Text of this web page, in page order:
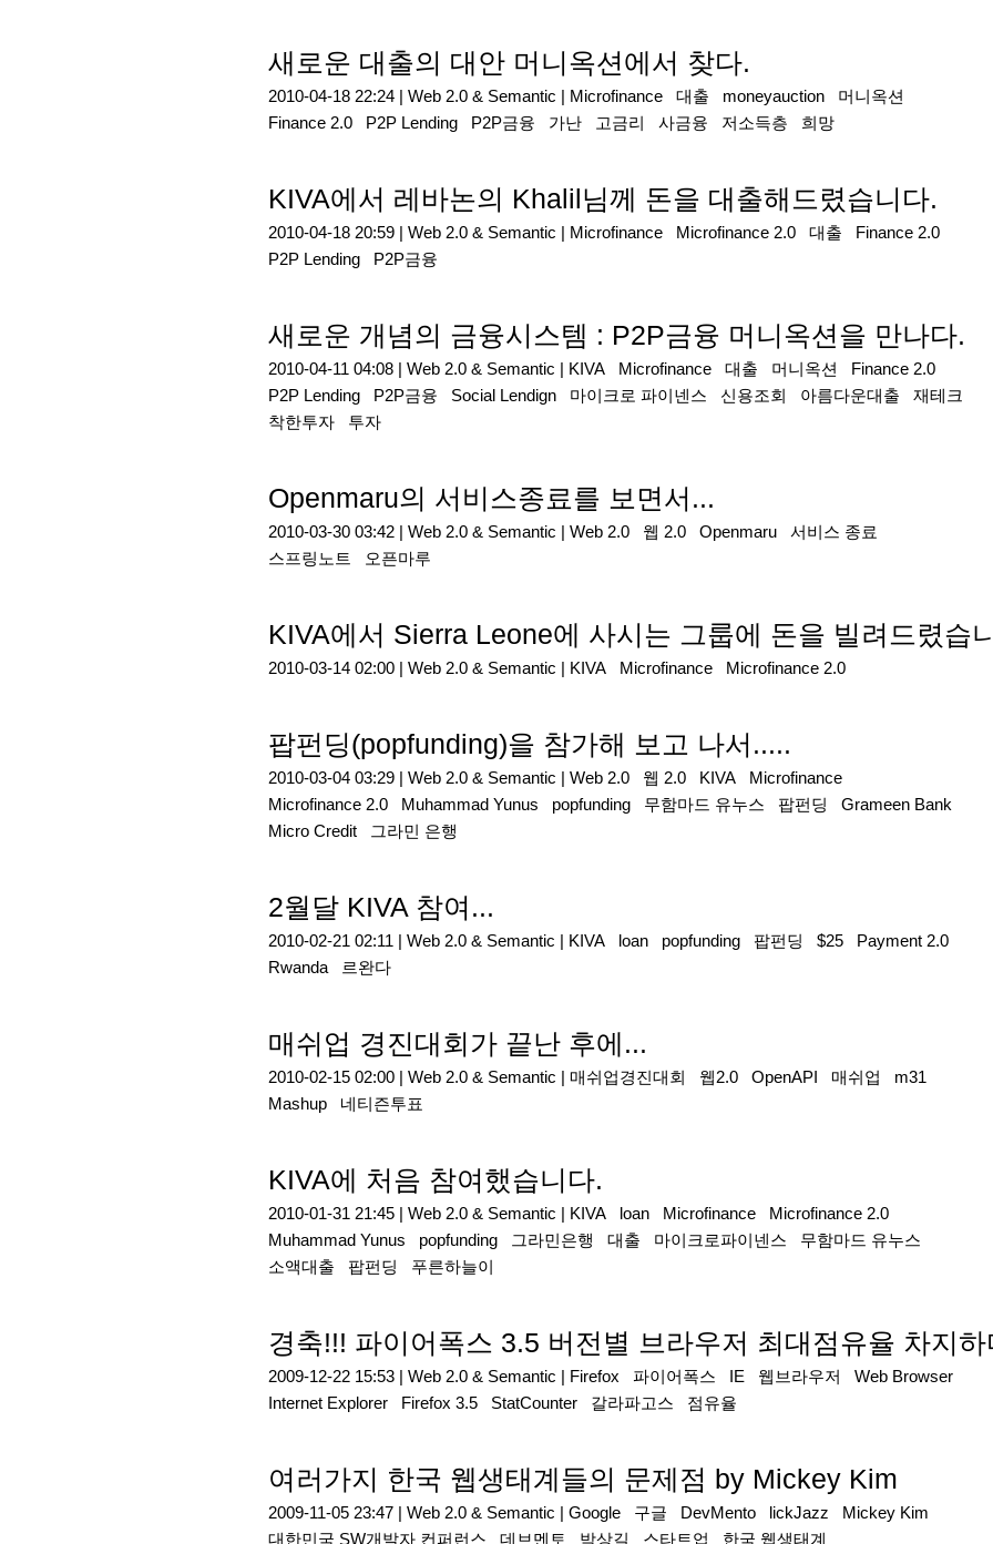
새로운 대출의 대안 머니옥션에서 찾다.
2010-04-18 22:24 | Web 2.0 & Semantic | Microfinance 대출 moneyauction
머니옥션
Finance 2.0
P2P Lending P2P금융 가난 고금리 사금융 저소득층 희망
KIVA에서 레바논의 Khalil님께 돈을 대출해드렸습니다.
2010-04-18 20:59 | Web 2.0 & Semantic | Microfinance Microfinance 2.0 대출
Finance 2.0
P2P Lending
P2P금융
새로운 개념의 금융시스템 : P2P금융 머니옥션을 만나다.
2010-04-11 04:08 | Web 2.0 & Semantic | KIVA Microfinance 대출 머니옥션
Finance 2.0
P2P Lending
P2P금융 Social Lendign 마이크로 파이넨스 신용조회 아름다운대출
재테크
착한투자
투자
Openmaru의 서비스종료를 보면서...
2010-03-30 03:42 | Web 2.0 & Semantic | Web 2.0 웹 2.0 Openmaru
서비스 종료
스프링노트
오픈마루
KIVA에서 Sierra Leone에 사시는 그룹에 돈을 빌려드렸습
2010-03-14 02:00 | Web 2.0 & Semantic | KIVA Microfinance Microfinance 2.0
팝펀딩(popfunding)을 참가해 보고 나서.....
2010-03-04 03:29 | Web 2.0 & Semantic | Web 2.0 웹 2.0 KIVA
Microfinance
Microfinance 2.0
Muhammad Yunus popfunding 무함마드 유누스 팝펀딩
Grameen Bank
Micro Credit
그라민 은행
2월달 KIVA 참여...
2010-02-21 02:11 | Web 2.0 & Semantic | KIVA loan popfunding 팝펀딩 $25
Payment 2.0
Rwanda
르완다
매쉬업 경진대회가 끝난 후에...
2010-02-15 02:00 | Web 2.0 & Semantic | 매쉬업경진대회 웹2.0 OpenAPI 매쉬업
m31
Mashup
네티즌투표
KIVA에 처음 참여했습니다.
2010-01-31 21:45 | Web 2.0 & Semantic | KIVA loan Microfinance
Microfinance 2.0
Muhammad Yunus
popfunding 그라민은행 대출 마이크로파이넨스
무함마드 유누스
소액대출
팝펀딩 푸른하늘이
경축!!! 파이어폭스 3.5 버전별 브라우저 최대점유율 차지하
2009-12-22 15:53 | Web 2.0 & Semantic | Firefox 파이어폭스 IE 웹브라우저
Web Browser
Internet Explorer
Firefox 3.5 StatCounter 갈라파고스 점유율
여러가지 한국 웹생태계들의 문제점 by Mickey Kim
2009-11-05 23:47 | Web 2.0 & Semantic | Google 구글 DevMento lickJazz
Mickey Kim
대한민국 SW개발자 컨퍼런스
데브멘토 박상길 스타트업 한국 웹생태계